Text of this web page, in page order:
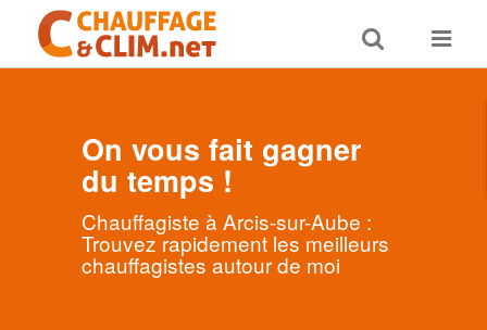
Toggle
search
Toggle
On vous fait gagner
du temps !
Chauffagiste à Arcis-sur-Aube :
Trouvez rapidement les meilleurs
chauffagistes autour de moi